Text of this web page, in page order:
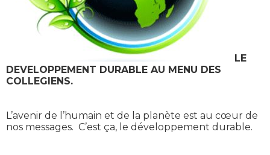
LE
DEVELOPPEMENT DURABLE AU MENU DES
COLLEGIENS.
L’avenir de l’humain et de la planète est au cœur de
nos messages. C’est ça, le développement durable.